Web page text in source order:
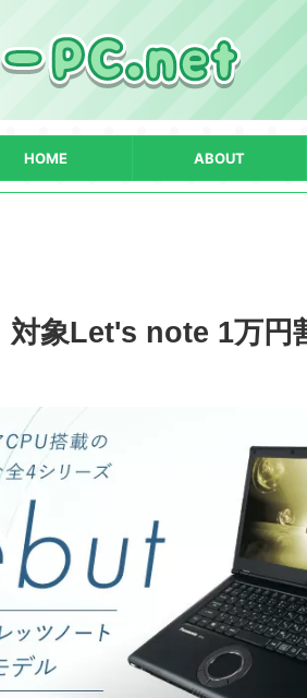
HOME ABOUT
対象Let's note 1万円